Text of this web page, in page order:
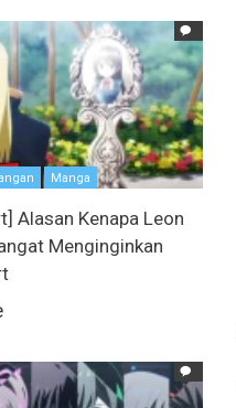
Manga
Alasan Kenapa Leon
Menginginkan